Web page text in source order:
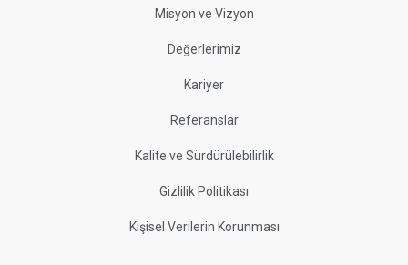
Misyon ve Vizyon
Değerlerimiz
Kariyer
Referanslar
Kalite ve Sürdürülebilirlik
Gizlilik Politikası
Kişisel Verilerin Korunması